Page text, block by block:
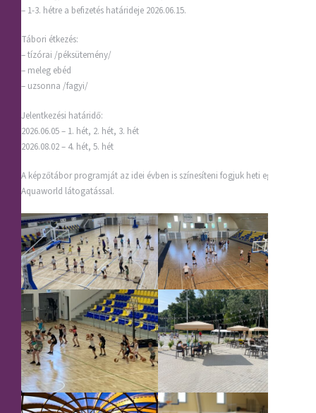
– 1-3. hétre a befizetés határideje 2026.06.15.
Tábori étkezés:
– tízórai /péksütemény/
– meleg ebéd
– uzsonna /fagyi/
Jelentkezési határidő:
2026.06.05 – 1. hét, 2. hét, 3. hét
2026.08.02 – 4. hét, 5. hét
A képzőtábor programját az idei évben is színesíteni fogjuk heti egy
Aquaworld látogatással.